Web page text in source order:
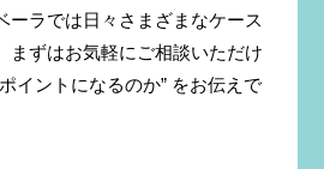
ーラでは日々さまざまなケース
まずはお気軽にご相談いただけ
イントになるのか” をお伝えで